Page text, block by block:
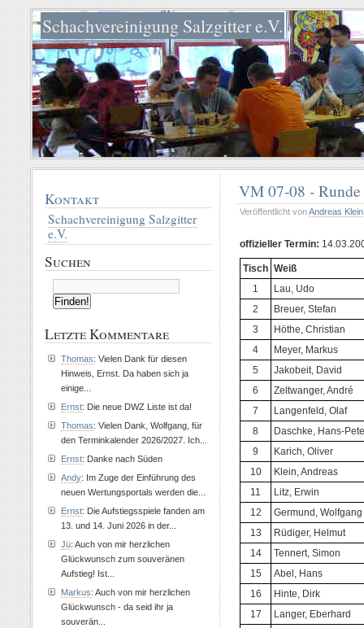
Schachvereinigung Salzgitter e.V.
VM 07-08 -
Veröffentlicht vonAndreas Klein
offizieller Termin:
Tisch Weiß
1
Lau, Udo
2
Breuer, Stefan
3
Höthe, Christian
4
Meyer, Markus
5
Jakobeit, David
6
Zeltwanger, André
7
Langenfeld, Olaf
8
Daschke, Hans-
9
Karich, Oliver
10
Klein, Andreas
11
Litz, Erwin
12
Germund, Wolfgang
13
Rüdiger, Helmut
14
Tennert, Simon
15
Abel, Hans
16
Hinte, Dirk
17
Langer, Eberhard
Kontakt
Schachvereinigung Salzgitter
e.V.
Suchen
Letzte Kommentare
Thomas: Vielen Dank für diesen
Hinweis, Ernst. Da haben sich ja
einige...
Ernst: Die neue DWZ Liste ist da!
Thomas: Vielen Dank, Wolfgang, für
den Terminkalender 2026/2027. Ich...
Ernst: Danke nach Süden
Andy: Im Zuge der Einführung des
neuen Wertungsportals werden die...
Ernst: Die Aufstiegsspiele fanden am
13. und 14. Juni 2026 in der...
Jü: Auch von mir herzlichen
Glückwunsch zum souveränen
Aufstieg! Ist...
Markus: Auch von mir herzlichen
Glückwunsch - da seid ihr ja
souverän...